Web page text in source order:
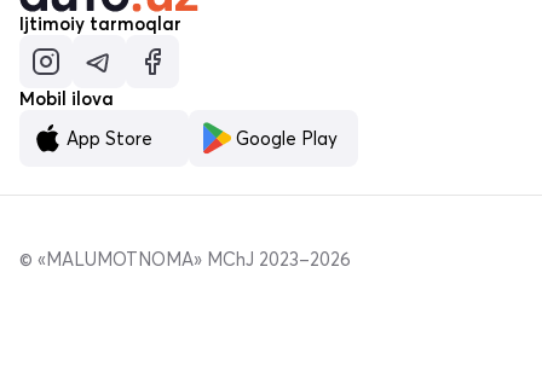
Ijtimoiy tarmoqlar
Mobil ilova
App Store
Google Play
© «MALUMOTNOMA» MChJ 2023–2026